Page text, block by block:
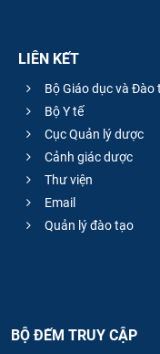
LIÊN KẾT
Bộ Giáo dục và Đào
Bộ Y tế
Cục Quản lý dược
Cảnh giác dược
Thư viện
Email
Quản lý đào tạo
BỘ ĐẾM TRUY CẬP